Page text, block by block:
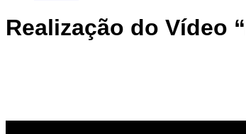
Realização do Vídeo